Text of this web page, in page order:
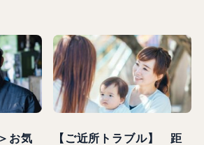
お気
【ご近所トラブル】 距